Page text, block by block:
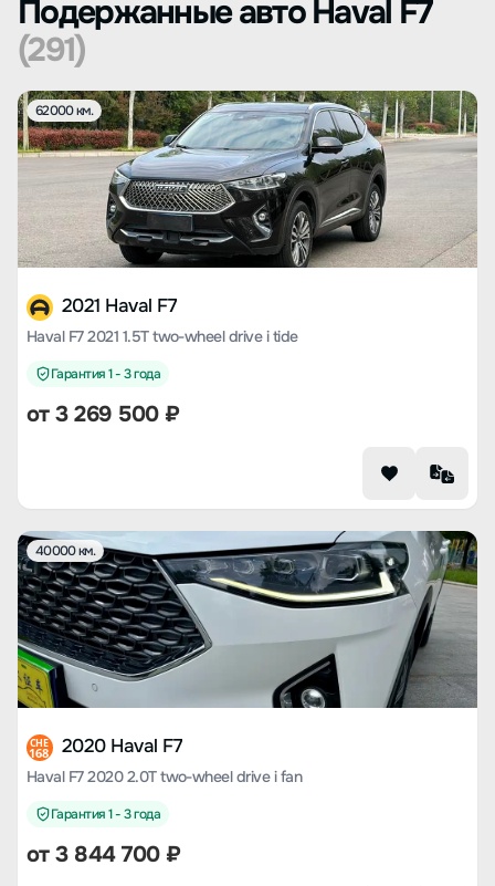
Подержанные авто Haval F7
(291)
62000 км.
2021 Haval F7
Haval F7 2021 1.5T two-wheel drive i tide
Гарантия 1 - 3 года
от3 269 500₽
40000 км.
CHE
168 2020 Haval F7
Haval F7 2020 2.0T two-wheel drive i fan
Гарантия 1 - 3 года
от3 844 700₽